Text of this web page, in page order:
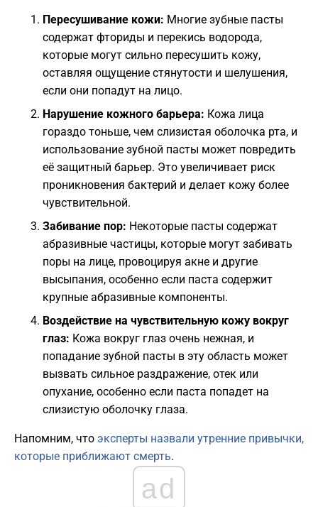
Пересушивание кожи: Многие зубные пасты
содержат фториды и перекись водорода,
которые могут сильно пересушить кожу,
оставляя ощущение стянутости и шелушения,
если они попадут на лицо.
Нарушение кожного барьера: Кожа лица
гораздо тоньше, чем слизистая оболочка рта, и
использование зубной пасты может повредить
её защитный барьер. Это увеличивает риск
проникновения бактерий и делает кожу более
чувствительной.
Забивание пор: Некоторые пасты содержат
абразивные частицы, которые могут забивать
поры на лице, провоцируя акне и другие
высыпания, особенно если паста содержит
крупные абразивные компоненты.
Воздействие на чувствительную кожу вокруг
глаз: Кожа вокруг глаз очень нежная, и
попадание зубной пасты в эту область может
вызвать сильное раздражение, отек или
опухание, особенно если паста попадет на
слизистую оболочку глаза.
Напомним, что эксперты назвали утренние привычки,
которые приближают смерть.
ad